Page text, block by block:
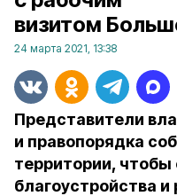
визитом
24 марта 2021, 13:38
Представители
и правопорядка
территории,
благоустройства и